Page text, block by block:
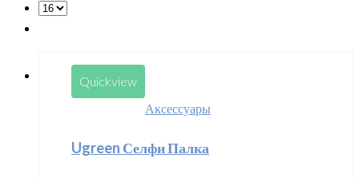
Quickview
Аксессуары
Ugreen Селфи Палка